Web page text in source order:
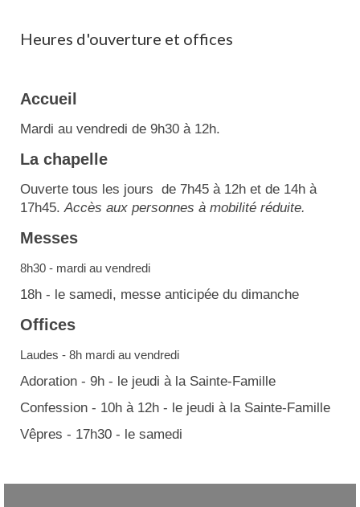
Heures d'ouverture et offices
Accueil
Mardi au vendredi de 9h30 à 12h.
La chapelle
Ouverte tous les jours de 7h45 à 12h et de 14h à
17h45.Accès aux personnes à mobilité réduite.
Messes
8h30 - mardi au vendredi
18h - le samedi, messe anticipée du dimanche
Offices
Laudes - 8h mardi au vendredi
Adoration - 9h - le jeudi à la Sainte-Famille
Confession - 10h à 12h - le jeudi à la Sainte-Famille
Vêpres - 17h30 - le samedi